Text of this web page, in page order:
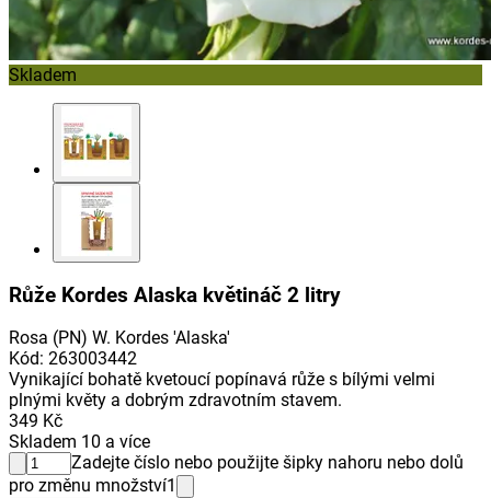
Skladem
Růže Kordes Alaska květináč 2 litry
Rosa (PN) W. Kordes 'Alaska'
Kód: 263003442
Vynikající bohatě kvetoucí popínavá růže s bílými velmi
plnými květy a dobrým zdravotním stavem.
349 Kč
Skladem 10 a více
Zadejte číslo nebo použijte šipky nahoru nebo dolů
pro změnu množství1